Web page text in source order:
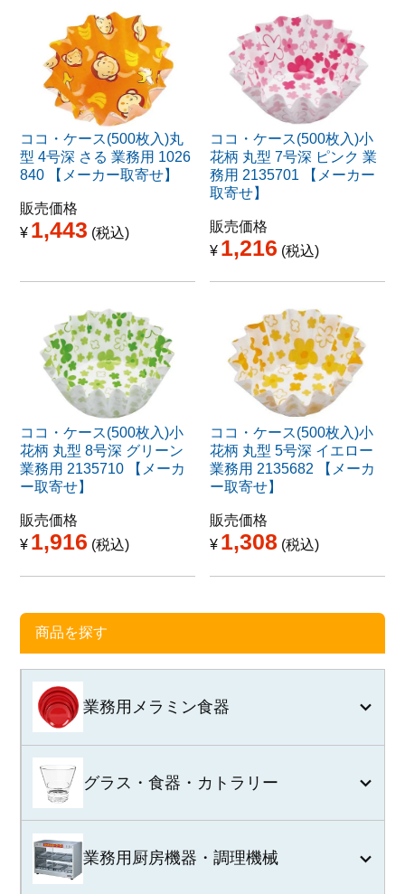
ココ・ケース(500枚入)丸
型 4号深 さる 業務用 1026
840 【メーカー取寄せ】
販売価格
¥ 1,443 税込
ココ・ケース(500枚入)小
花柄 丸型 7号深 ピンク 業
務用 2135701 【メーカー
取寄せ】
販売価格
¥ 1,216 税込
ココ・ケース(500枚入)小
花柄 丸型 8号深 グリーン
業務用 2135710 【メーカ
ー取寄せ】
販売価格
¥ 1,916 税込
ココ・ケース(500枚入)小
花柄 丸型 5号深 イエロー
業務用 2135682 【メーカ
ー取寄せ】
販売価格
¥ 1,308 税込
商品を探す
業務用メラミン食器
グラス・食器・カトラリー
業務用厨房機器・調理機械